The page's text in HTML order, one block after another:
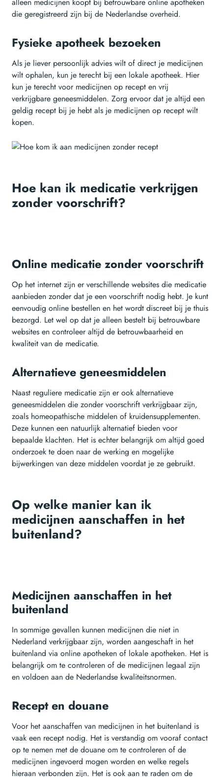
alleen medicijnen koopt bij betrouwbare online apotheken
die geregistreerd zijn bij de Nederlandse overheid.
Fysieke apotheek bezoeken
Als je liever persoonlijk advies wilt of direct je medicijnen
wilt ophalen, kun je terecht bij een lokale apotheek. Hier
kun je terecht voor medicijnen op recept en vrij
verkrijgbare geneesmiddelen. Zorg ervoor dat je altijd een
geldig recept bij je hebt als je medicijnen op recept wilt
kopen.
Hoe kan ik medicatie verkrijgen
zonder voorschrift?
Online medicatie zonder voorschrift
Op het internet zijn er verschillende websites die medicatie
aanbieden zonder dat je een voorschrift nodig hebt. Je kunt
eenvoudig online bestellen en het wordt discreet bij je thuis
bezorgd. Let wel op dat je alleen bestelt bij betrouwbare
websites en controleer altijd de betrouwbaarheid en
kwaliteit van de medicatie.
Alternatieve geneesmiddelen
Naast reguliere medicatie zijn er ook alternatieve
geneesmiddelen die zonder voorschrift verkrijgbaar zijn,
zoals homeopathische middelen of kruidensupplementen.
Deze kunnen een natuurlijk alternatief bieden voor
bepaalde klachten. Het is echter belangrijk om altijd goed
onderzoek te doen naar de werking en mogelijke
bijwerkingen van deze middelen voordat je ze gebruikt.
Op welke manier kan ik
medicijnen aanschaffen in het
buitenland?
Medicijnen aanschaffen in het
buitenland
In sommige gevallen kunnen medicijnen die niet in
Nederland verkrijgbaar zijn, worden aangeschaft in het
buitenland via online apotheken of lokale apotheken. Het is
belangrijk om te controleren of de medicijnen legaal zijn
en voldoen aan de Nederlandse kwaliteitsnormen.
Recept en douane
Voor het aanschaffen van medicijnen in het buitenland is
vaak een recept nodig. Het is verstandig om vooraf contact
op te nemen met de douane om te controleren of de
medicijnen ingevoerd mogen worden en welke regels
hieraan verbonden zijn. Het is ook aan te raden om de